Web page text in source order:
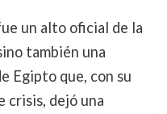
un alto oficial de la
también una
Egipto que, con su
crisis, dejó una